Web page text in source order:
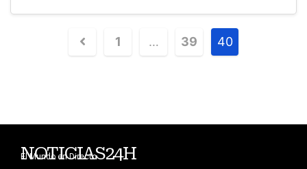
1 … 39 40
NOTICIAS24H
El Mundo en Directo